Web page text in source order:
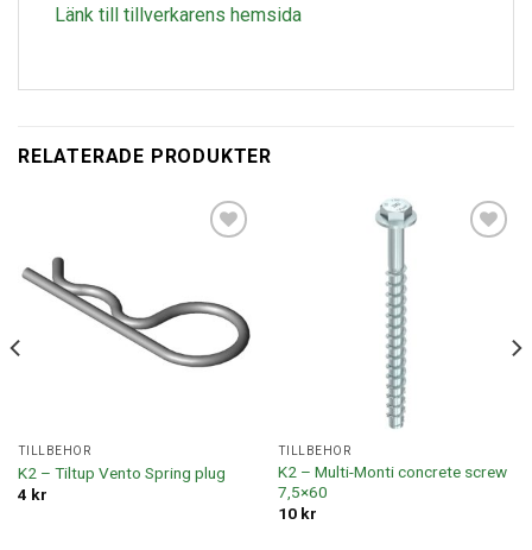
Länk till tillverkarens hemsida
RELATERADE PRODUKTER
TILLBEHÖR
K2 – Tiltup Vento Spring plug
4 kr
TILLBEHÖR
K2 – Multi-Monti concrete screw
7,5×60
10 kr